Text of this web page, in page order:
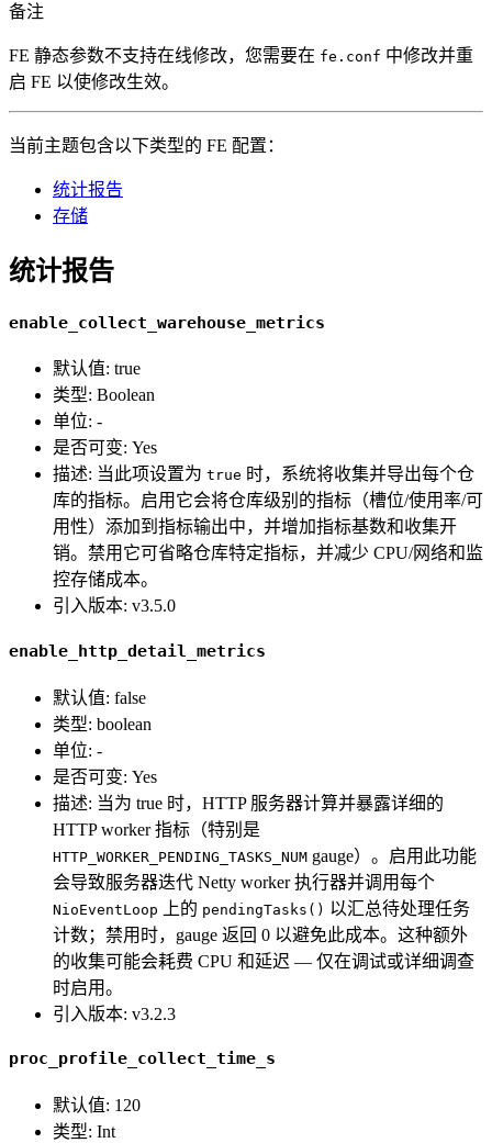
备注
FE 静态参数不支持在线修改，您需要在 fe.conf 中修改并重
启 FE 以使修改生效。
当前主题包含以下类型的 FE 配置：
统计报告
存储
统计报告
enable_collect_warehouse_metrics
默认值: true
类型: Boolean
单位: -
是否可变: Yes
描述: 当此项设置为 true 时，系统将收集并导出每个仓
库的指标。启用它会将仓库级别的指标（槽位/使用率/可
用性）添加到指标输出中，并增加指标基数和收集开
销。禁用它可省略仓库特定指标，并减少 CPU/网络和监
控存储成本。
引入版本: v3.5.0
enable_http_detail_metrics
默认值: false
类型: boolean
单位: -
是否可变: Yes
描述: 当为 true 时，HTTP 服务器计算并暴露详细的
HTTP worker 指标（特别是
HTTP_WORKER_PENDING_TASKS_NUM gauge）。启用此功能
会导致服务器迭代 Netty worker 执行器并调用每个
NioEventLoop 上的 pendingTasks() 以汇总待处理任务
计数；禁用时，gauge 返回 0 以避免此成本。这种额外
的收集可能会耗费 CPU 和延迟 — 仅在调试或详细调查
时启用。
引入版本: v3.2.3
proc_profile_collect_time_s
默认值: 120
类型: Int